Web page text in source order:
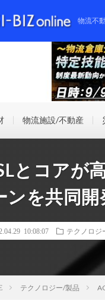
物流不
物流施設/不動産
とコアが
ンを共同
10:08:07 テクノロジ
テクノロジー/製品